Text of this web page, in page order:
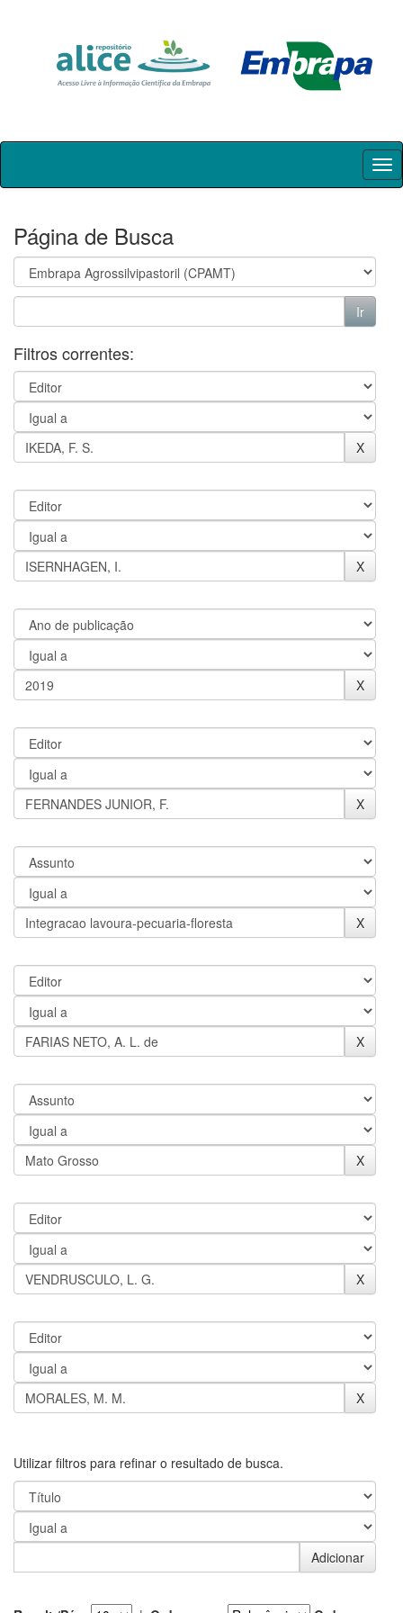
Skip
Página de Busca
Filtros correntes:
Utilizar filtros para refinar o resultado de busca.